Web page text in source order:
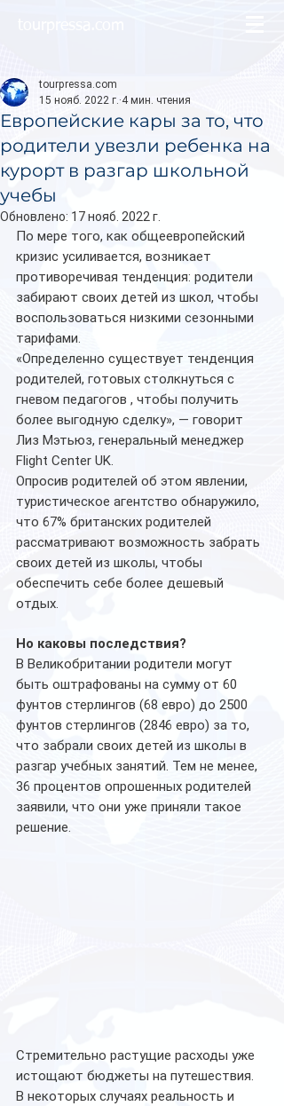
Европейские кары за то, что
родители увезли ребенка на
курорт в разгар школьной
учебы
tourpressa.com
15 нояб. 2022 г. 4 мин. чтения
Обновлено: 17 нояб. 2022 г.
По мере того, как общеевропейский
кризис усиливается, возникает
противоречивая тенденция: родители
забирают своих детей из школ, чтобы
воспользоваться низкими сезонными
тарифами.
«Определенно существует тенденция
родителей, готовых столкнуться с
гневом педагогов , чтобы получить
более выгодную сделку», — говорит
Лиз Мэтьюз, генеральный менеджер
Flight Center UK.
Опросив родителей об этом явлении,
туристическое агентство обнаружило,
что 67% британских родителей
рассматривают возможность забрать
своих детей из школы, чтобы
обеспечить себе более дешевый
отдых.
Но каковы последствия?
В Великобритании родители могут
быть оштрафованы на сумму от 60
фунтов стерлингов (68 евро) до 2500
фунтов стерлингов (2846 евро) за то,
что забрали своих детей из школы в
разгар учебных занятий. Тем не менее,
36 процентов опрошенных родителей
заявили, что они уже приняли такое
решение.
Стремительно растущие расходы уже
истощают бюджеты на путешествия.
В некоторых случаях реальность и